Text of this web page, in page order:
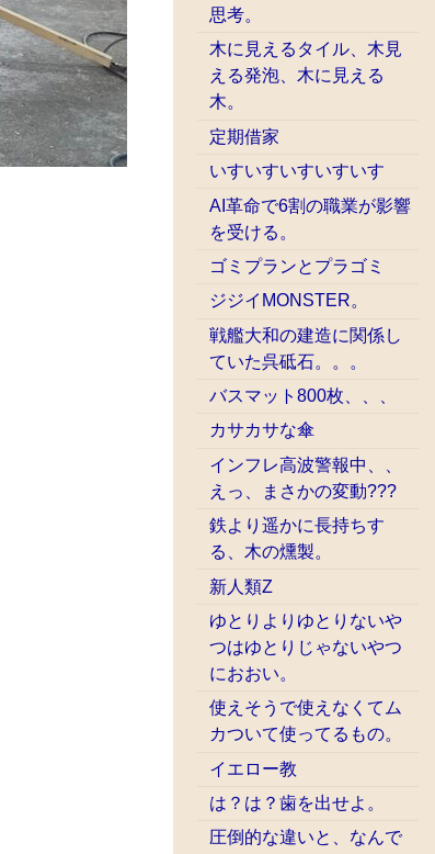
思考。
木に見えるタイル、木見
える発泡、木に見える
木。
定期借家
いすいすいすいすいす
AI革命で6割の職業が影響
を受ける。
ゴミプランとプラゴミ
ジジイMONSTER。
戦艦大和の建造に関係し
ていた呉砥石。。。
バスマット800枚、、、
カサカサな傘
インフレ高波警報中、、
えっ、まさかの変動???
鉄より遥かに長持ちす
る、木の燻製。
新人類Z
ゆとりよりゆとりないや
つはゆとりじゃないやつ
におおい。
使えそうで使えなくてム
カついて使ってるもの。
イエロー教
は？は？歯を出せよ。
圧倒的な違いと、なんで